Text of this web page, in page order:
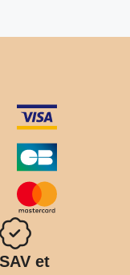
SAV et